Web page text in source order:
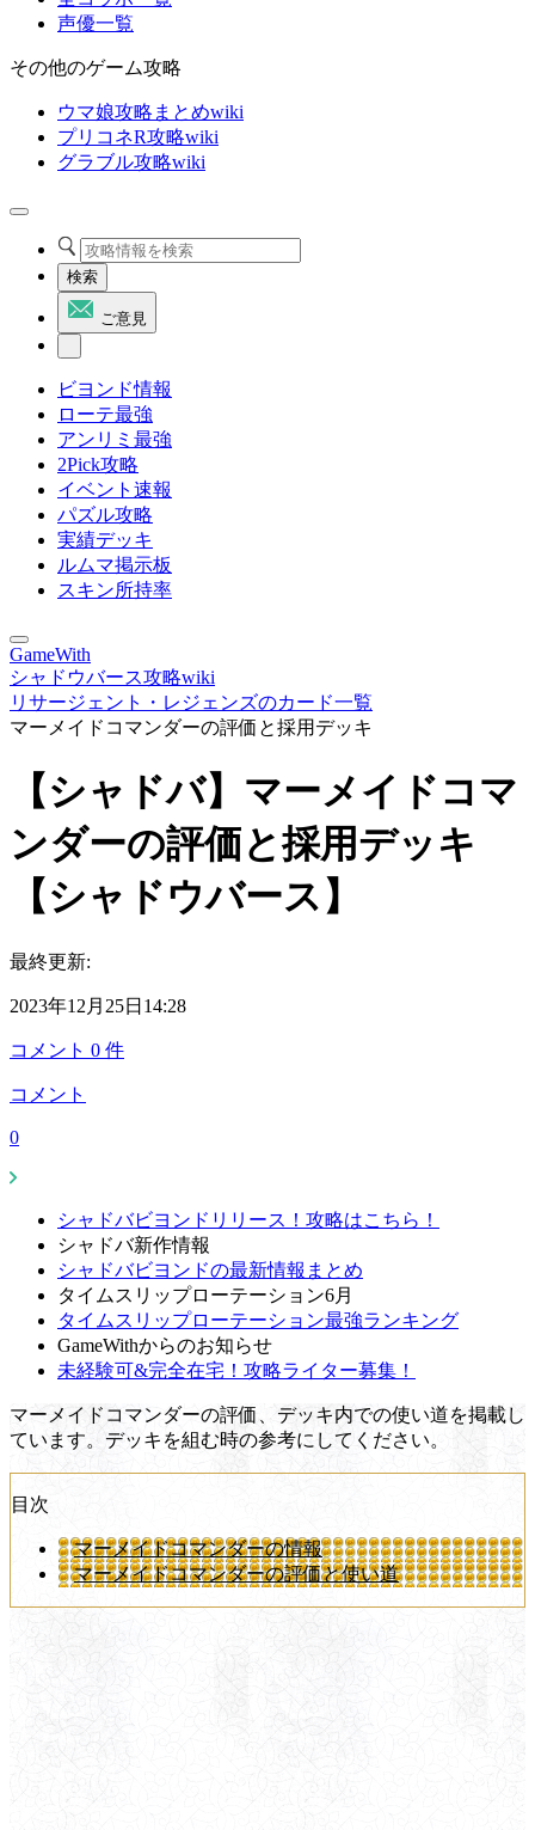
声優一覧
その他のゲーム攻略
ウマ娘攻略まとめwiki
プリコネR攻略wiki
グラブル攻略wiki
検索
ご意見
ビヨンド情報
ローテ最強
アンリミ最強
2Pick攻略
イベント速報
パズル攻略
実績デッキ
ルムマ掲示板
スキン所持率
GameWith
シャドウバース攻略wiki
リサージェント・レジェンズのカード一覧
マーメイドコマンダーの評価と採用デッキ
【シャドバ】マーメイドコマ
ンダーの評価と採用デッキ
【シャドウバース】
最終更新:
2023年12月25日14:28
コメント 0 件
コメント
0
シャドバビヨンドリリース！攻略はこちら！
シャドバ新作情報
シャドバビヨンドの最新情報まとめ
タイムスリップローテーション6月
タイムスリップローテーション最強ランキング
GameWithからのお知らせ
未経験可&完全在宅！攻略ライター募集！
マーメイドコマンダーの評価、デッキ内での使い道を掲載し
ています。デッキを組む時の参考にしてください。
目次
マーメイドコマンダーの情報
マーメイドコマンダーの評価と使い道